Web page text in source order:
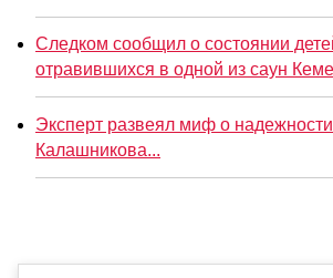
Следком сообщил о состоянии
отравившихся в одной из саун
Эксперт развеял миф о
Калашникова...